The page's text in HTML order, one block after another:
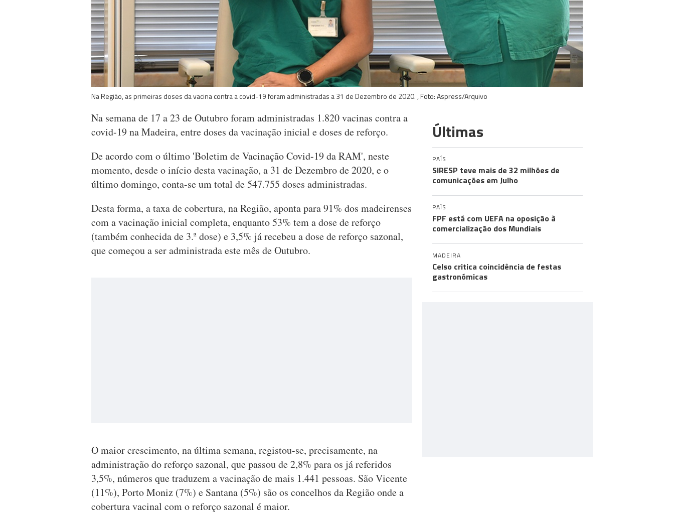
Na Região, as primeiras doses da vacina contra a covid-19 foram administradas a 31 de Dezembro de 2020. , Foto: Aspress/Arquivo
Na semana de 17 a 23 de Outubro foram administradas 1.820 vacinas contra a
covid-19 na Madeira, entre doses da vacinação inicial e doses de reforço.
De acordo com o último 'Boletim de Vacinação Covid-19 da RAM', neste
momento, desde o início desta vacinação, a 31 de Dezembro de 2020, e o
último domingo, conta-se um total de 547.755 doses administradas.
Desta forma, a taxa de cobertura, na Região, aponta para 91% dos madeirenses
com a vacinação inicial completa, enquanto 53% tem a dose de reforço
(também conhecida de 3.ª dose) e 3,5% já recebeu a dose de reforço sazonal,
que começou a ser administrada este mês de Outubro.
O maior crescimento, na última semana, registou-se, precisamente, na
administração do reforço sazonal, que passou de 2,8% para os já referidos
3,5%, números que traduzem a vacinação de mais 1.441 pessoas. São Vicente
(11%), Porto Moniz (7%) e Santana (5%) são os concelhos da Região onde a
cobertura vacinal com o reforço sazonal é maior.
Últimas
PAÍS
SIRESP teve mais de 32 milhões de
comunicações em Julho
PAÍS
FPF está com UEFA na oposição à
comercialização dos Mundiais
MADEIRA
Celso critica coincidência de festas
gastronómicas